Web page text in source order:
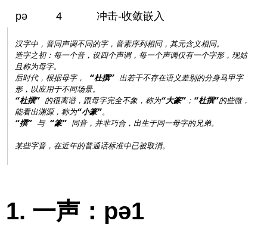
pə
4 冲击-收敛嵌入
汉字中，音同声调不同的字，音素序列相同，其元含义相同。
造字之初：每一个音，设四个声调，每一个声调仅有一个字形，现姑
且称为母字。
后时代，根据母字， “杜撰” 出若干不存在语义差别的分身马甲字
“杜撰” 的很离谱，跟母字完全不象，称为“大篆”； “杜撰”的些微，
能看出渊源，称为“小篆”
“撰” 与 “篆” 同音，并非巧合，出生于同一母字的兄弟。
一声：pə1